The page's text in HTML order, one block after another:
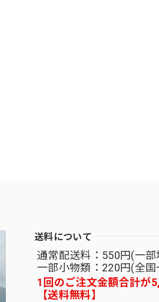
送料について
通常配送料：550円(一
一部小物類：220円(全国
1回のご注文金額合計が
【送料無料】